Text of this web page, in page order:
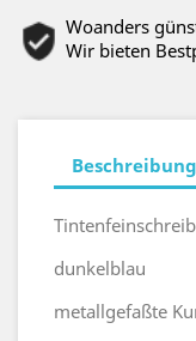
Woanders
Wir bieten
Beschreibung
dunkelblau
metallgefaßte